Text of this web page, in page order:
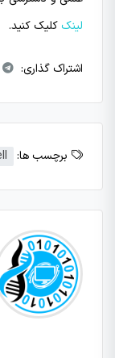
لینک کلیک کنید.
اشتراک گذاری:
برچسب ها: